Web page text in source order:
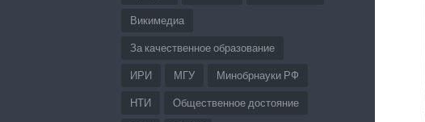
Викимедиа
За качественное образование
ИРИ МГУ Минобрнауки РФ
НТИ Общественное достояние